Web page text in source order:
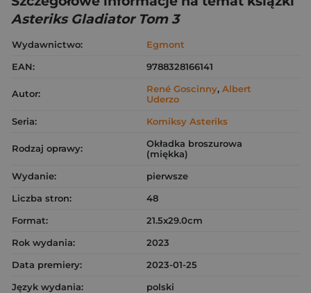
Asteriks Gladiator Tom 3
Wydawnictwo:
Egmont
EAN:
9788328166141
Autor: René Goscinny, Albert
Uderzo
Seria:
Komiksy Asteriks
Rodzaj oprawy:
Okładka broszurowa
(miękka)
Wydanie:
pierwsze
Liczba stron:
48
Format:
21.5x29.0cm
Rok wydania:
2023
Data premiery:
2023-01-25
Język wydania:
polski